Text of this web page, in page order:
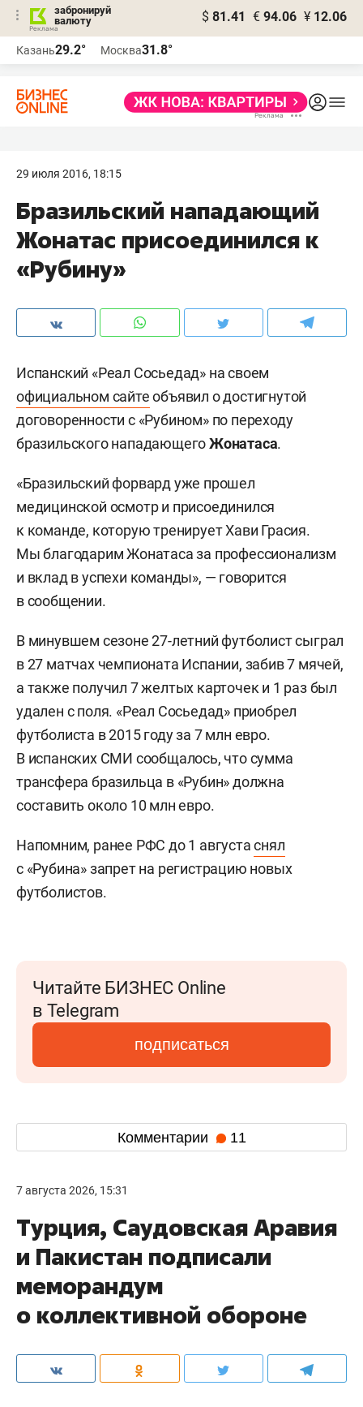
забронируй
валюту
$ 81.41 € 94.06 ¥ 12.06
Казань29.2° Москва31.8°
29 июля 2016, 18:15
Бразильский нападающий
Жонатас присоединился к
«Рубину»
Испанский «Реал Сосьедад» на своем
официальном сайтеобъявил о достигнутой
договоренности с «Рубином» по переходу
бразильского нападающегоЖонатаса.
«Бразильский форвард уже прошел
медицинской осмотр и присоединился
к команде, которую тренирует Хави Грасия.
Мы благодарим Жонатаса за профессионализм
и вклад в успехи команды», — говорится
в сообщении.
В минувшем сезоне 27-летний футболист сыграл
в 27 матчах чемпионата Испании, забив 7 мячей,
а также получил 7 желтых карточек и 1 раз был
удален с поля. «Реал Сосьедад» приобрел
футболиста в 2015 году за 7 млн евро.
В испанских СМИ сообщалось, что сумма
трансфера бразильца в «Рубин» должна
составить около 10 млн евро.
Напомним, ранее РФС до 1 августаснял
с «Рубина» запрет на регистрацию новых
футболистов.
Читайте БИЗНЕС Online
в Telegram
подписаться
Комментарии 11
7 августа 2026, 15:31
Турция, Саудовская Аравия
и Пакистан подписали
меморандум
о коллективной обороне